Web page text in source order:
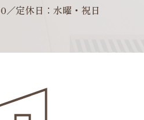
／定休日：水曜・祝日